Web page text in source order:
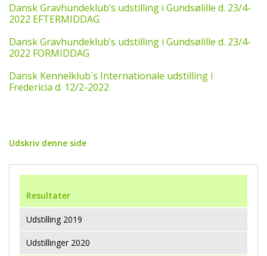
Dansk Gravhundeklub’s udstilling i Gundsølille d. 23/4-
2022 EFTERMIDDAG
Dansk Gravhundeklub’s udstilling i Gundsølille d. 23/4-
2022 FORMIDDAG
Dansk Kennelklub´s Internationale udstilling i
Fredericia d. 12/2-2022
Udskriv denne side
Resultater
Udstilling 2019
Udstillinger 2020